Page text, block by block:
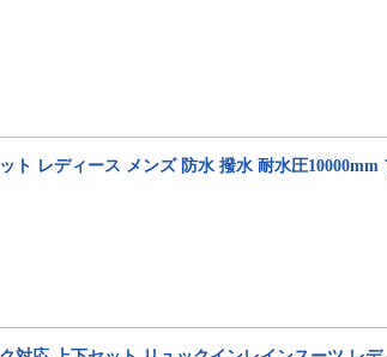
ト レディース メンズ 防水 撥水 耐水圧10000mm